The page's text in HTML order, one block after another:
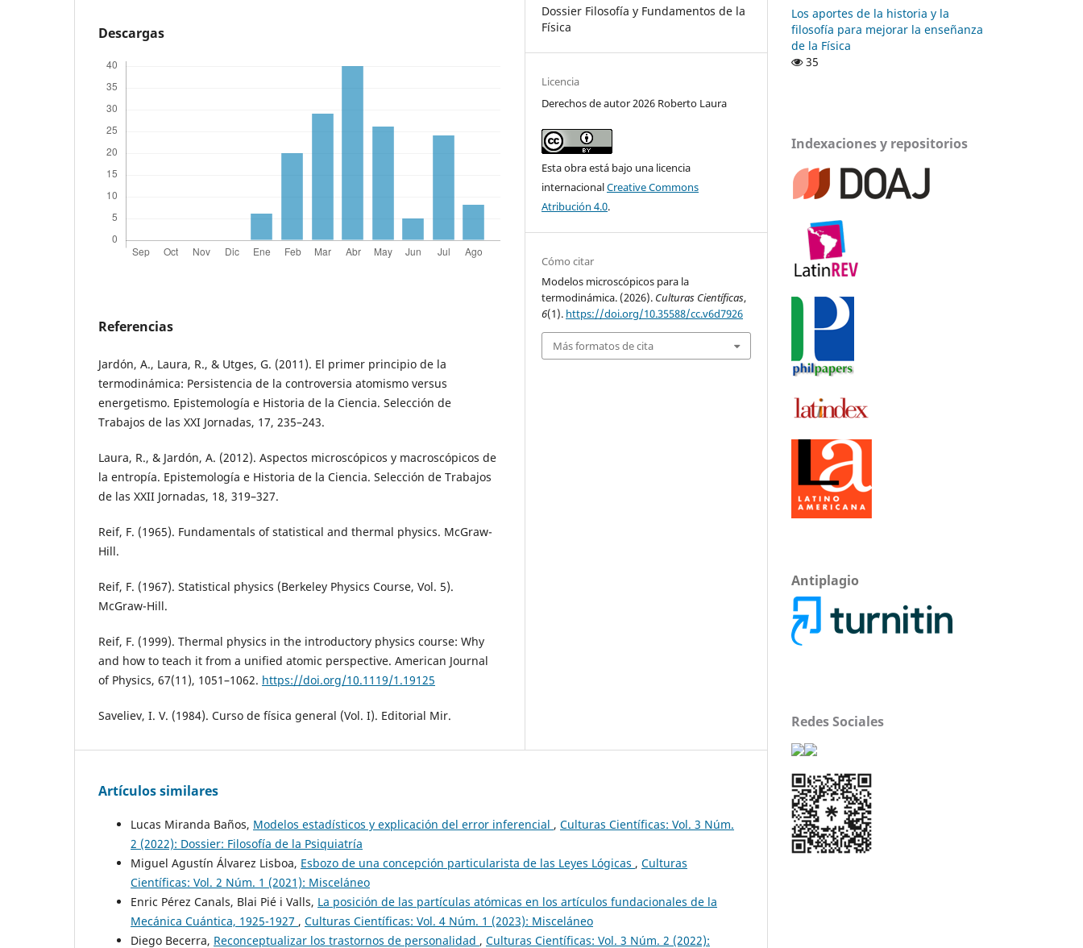
Descargas
Referencias
Jardón, A., Laura, R., & Utges, G. (2011). El primer principio de la
termodinámica: Persistencia de la controversia atomismo versus
energetismo. Epistemología e Historia de la Ciencia. Selección de
Trabajos de las XXI Jornadas, 17, 235–243.
Laura, R., & Jardón, A. (2012). Aspectos microscópicos y macroscópicos de
la entropía. Epistemología e Historia de la Ciencia. Selección de Trabajos
de las XXII Jornadas, 18, 319–327.
Reif, F. (1965). Fundamentals of statistical and thermal physics. McGraw-
Hill.
Reif, F. (1967). Statistical physics (Berkeley Physics Course, Vol. 5).
McGraw-Hill.
Reif, F. (1999). Thermal physics in the introductory physics course: Why
and how to teach it from a unified atomic perspective. American Journal
of Physics, 67(11), 1051–1062. https://doi.org/10.1119/1.19125
Saveliev, I. V. (1984). Curso de física general (Vol. I). Editorial Mir.
Dossier Filosofía y Fundamentos de la
Física
Licencia
Derechos de autor 2026 Roberto Laura
Esta obra está bajo una licencia
internacionalCreative Commons
Atribución 4.0.
Cómo citar
Modelos microscópicos para la
termodinámica. (2026). Culturas Científicas,
6(1). https://doi.org/10.35588/cc.v6d7926
Más formatos de cita
Artículos similares
Lucas Miranda Baños, Modelos estadísticos y explicación del error inferencial , Culturas Científicas: Vol. 3 Núm.
2 (2022): Dossier: Filosofía de la Psiquiatría
Miguel Agustín Álvarez Lisboa, Esbozo de una concepción particularista de las Leyes Lógicas , Culturas
Científicas: Vol. 2 Núm. 1 (2021): Misceláneo
Enric Pérez Canals, Blai Pié i Valls, La posición de las partículas atómicas en los artículos fundacionales de la
Mecánica Cuántica, 1925-1927 , Culturas Científicas: Vol. 4 Núm. 1 (2023): Misceláneo
Diego Becerra, Reconceptualizar los trastornos de personalidad , Culturas Científicas: Vol. 3 Núm. 2 (2022):
Los aportes de la historia y la
filosofía para mejorar la enseñanza
de la Física
35
Indexaciones y repositorios
Antiplagio
Redes Sociales